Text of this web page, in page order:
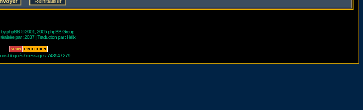
byphpBB© 2001, 2005 phpBB Group
par :2037 | Traduction par :Hélix
bloqués / messages: 74394 / 279